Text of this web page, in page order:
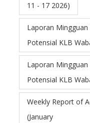
11 - 17 2026)
Laporan
Potensial KLB
Laporan
Potensial KLB
Weekly Report of
(January